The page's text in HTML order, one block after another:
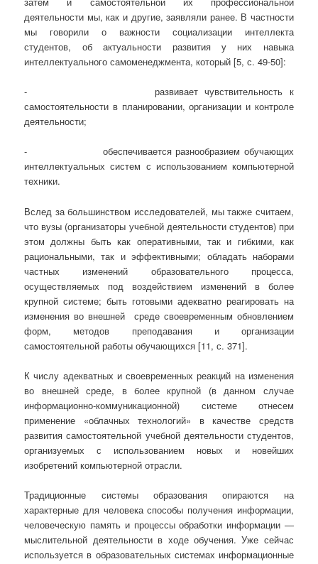
деятельности мы, как и другие, заявляли ранее. В частности
мы говорили о важности социализации интеллекта
студентов, об актуальности развития у них навыка
интеллектуального самоменеджмента, который [5, с. 49-50]:
- развивает чувствительность к
самостоятельности в планировании, организации и контроле
деятельности;
- обеспечивается разнообразием обучающих
интеллектуальных систем с использованием компьютерной
техники.
Вслед за большинством исследователей, мы также считаем,
что вузы (организаторы учебной деятельности студентов) при
этом должны быть как оперативными, так и гибкими, как
рациональными, так и эффективными; обладать наборами
частных изменений образовательного процесса,
осуществляемых под воздействием изменений в более
крупной системе; быть готовыми адекватно реагировать на
изменения во внешней среде своевременным обновлением
форм, методов преподавания и организации
самостоятельной работы обучающихся [11, с. 371].
К числу адекватных и своевременных реакций на изменения
во внешней среде, в более крупной (в данном случае
информационно-коммуникационной) системе отнесем
применение «облачных технологий» в качестве средств
развития самостоятельной учебной деятельности студентов,
организуемых с использованием новых и новейших
изобретений компьютерной отрасли.
Традиционные системы образования опираются на
характерные для человека способы получения информации,
человеческую память и процессы обработки информации —
мыслительной деятельности в ходе обучения. Уже сейчас
используется в образовательных системах информационные